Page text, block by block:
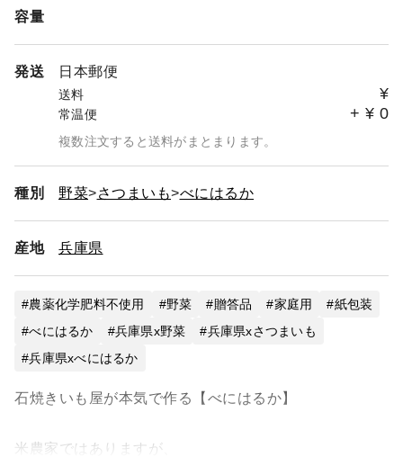
容量
発送 日本郵便
送料 ¥
常温便 + ¥ 0
複数注文すると送料がまとまります。
種別 野菜 さつまいも べにはるか
産地 兵庫県
農薬化学肥料不使用 野菜 贈答品 家庭用
紙包装
べにはるか
兵庫県x野菜
兵庫県xさつまいも
兵庫県xべにはるか
石焼きいも屋が本気で作る【べにはるか】
米農家ではありますが、